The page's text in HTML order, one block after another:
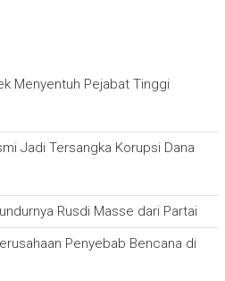
Menyentuh Pejabat Tinggi
Jadi Tersangka Korupsi Dana
Rusdi Masse dari Partai
Penyebab Bencana di